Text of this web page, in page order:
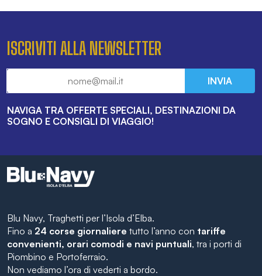
ISCRIVITI ALLA NEWSLETTER
INVIA
NAVIGA TRA OFFERTE SPECIALI, DESTINAZIONI DA
SOGNO E CONSIGLI DI VIAGGIO!
Blu Navy, Traghetti per l’Isola d’Elba.
Fino a 24 corse giornaliere tutto l’anno con tariffe
convenienti, orari comodi e navi puntuali, tra i porti di
Piombino e Portoferraio.
Non vediamo l’ora di vederti a bordo.